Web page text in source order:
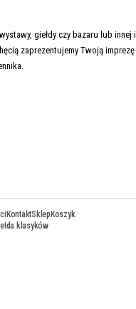
giełdy czy bazaru lub
zaprezentujemy Twoją
KontaktSklepKoszyk
klasyków